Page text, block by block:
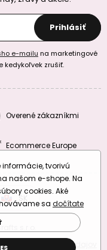
Prihlásiť
e-mailu na marketingové
kedykoľvek zrušiť.
Overené zákazníkmi
Ecommerce Europe
CZSK
s.r.o.
osobných údajov
tvorivú
našom e-shope. Na
cookies. Aké
sa dočítate